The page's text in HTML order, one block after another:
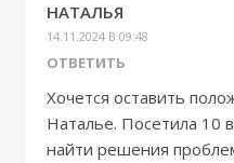
НАТАЛЬЯ
14.11.2024 В 09:48
ОТВЕТИТЬ
Хочется оставить
Наталье. Посетила 10
найти решения